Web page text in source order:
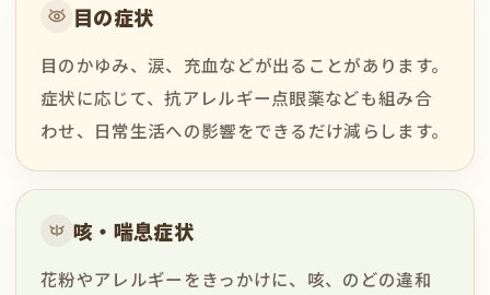
目の症状
目のかゆみ、涙、充血などが出ることがあります。
症状に応じて、抗アレルギー点眼薬なども組み合
わせ、日常生活への影響をできるだけ減らします。
咳・喘息症状
花粉やアレルギーをきっかけに、咳、のどの違和